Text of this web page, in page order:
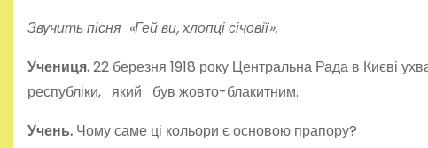
Звучить пісня «Гей ви, хлопці січовії».
Учениця.22 березня 1918 року Центральна Рада в Києві
республіки, який був жовто-блакитним.
Учень. Чому саме ці кольори є основою прапору?